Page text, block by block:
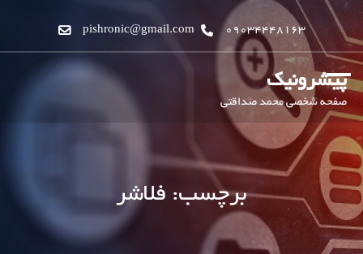
09034448163
pishronic@gmail.com
پیشرونیک
صفحه شخصی محمد صداقتی
برچسب: فلاشر